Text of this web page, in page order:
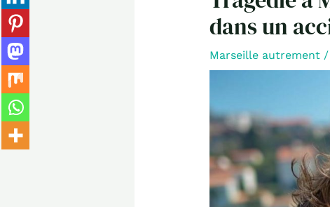
dans un
Marseille autrement/